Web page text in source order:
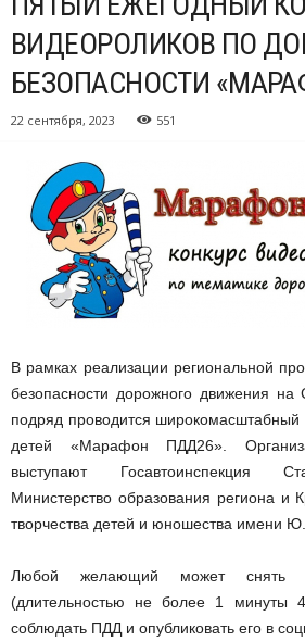
ВИДЕОРОЛИКОВ ПО
БЕЗОПАСНОСТИ
22 сентября, 2023 551
В рамках реализации региональной
безопасности дорожного движения на
подряд проводится широкомасштабный
детей «Марафон ПДД26».
выступают Госавтоинспекция
Министерство образования региона и
творчества детей и юношества имени
Любой желающий может снять
(длительностью не более 1 минуты
соблюдать ПДД и опубликовать его в